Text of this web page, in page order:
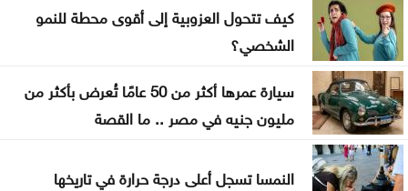
غزة
بلال احمد المحاسنه مبارك المسمى الجديد
الأشغال تبدأ السبت أعمال صيانة طريق معان – البادية
تخفيض عدد أعضاء مجلس التعليم العالي ومجالس
الأمناء
كيف تتحول العزوبية إلى أقوى محطة للنمو
الشخصي؟
سيارة عمرها أكثر من 50 عامًا تُعرض بأكثر من
مليون جنيه في مصر .. ما القصة
النمسا تسجل أعلى درجة حرارة في تاريخها